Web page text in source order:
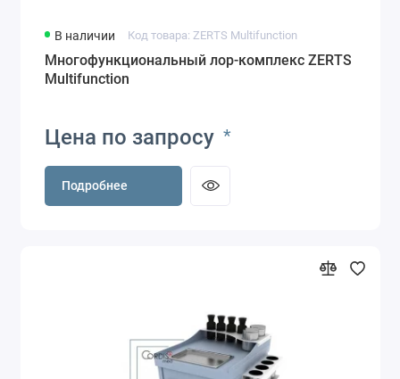
В наличии Код товара: ZERTS Multifunction
Многофункциональный лор-комплекс ZERTS
Multifunction
Цена по запросу *
Подробнее